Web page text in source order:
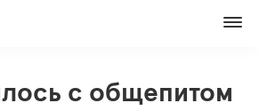
Оценить проектс общепитом